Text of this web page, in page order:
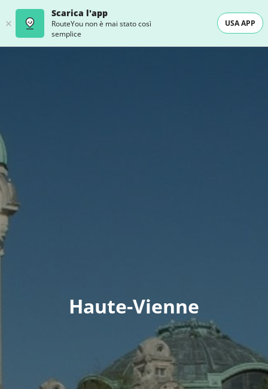
Scarica l'app
RouteYou non è mai stato così
semplice
USA APP
Haute-Vienne